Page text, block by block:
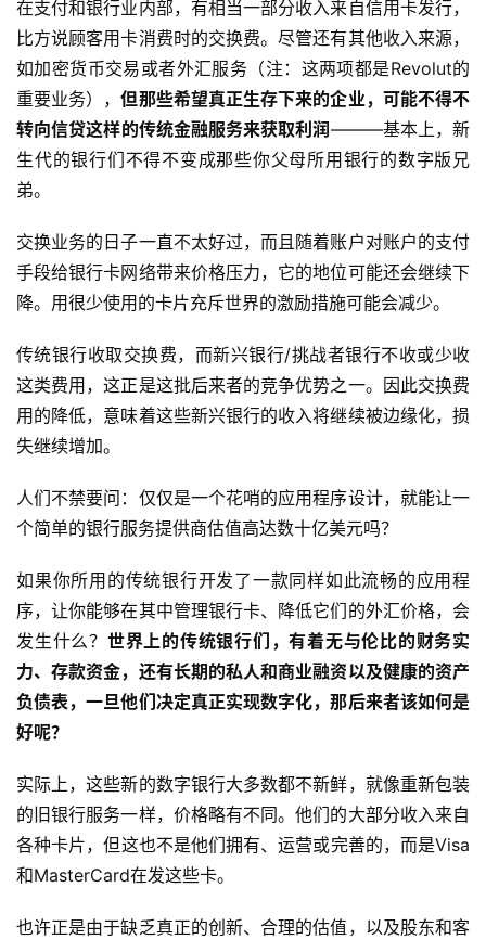
业
界
人
工
智
能
深
度
学
习
云
计
算
未
来
医
智
能
驾
驶
慧
城
市
多
在支付和银行业内部，有相当一部分收入来自信用卡发行，
比方说顾客用卡消费时的交换费。尽管还有其他收入来源，
如加密货币交易或者外汇服务（注：这两项都是Revolut的
重要业务），但那些希望真正生存下来的企业，可能不得不
转向信贷这样的传统金融服务来获取利润———基本上，新
生代的银行们不得不变成那些你父母所用银行的数字版兄
弟。
交换业务的日子一直不太好过，而且随着账户对账户的支付
手段给银行卡网络带来价格压力，它的地位可能还会继续下
降。用很少使用的卡片充斥世界的激励措施可能会减少。
传统银行收取交换费，而新兴银行/挑战者银行不收或少收
这类费用，这正是这批后来者的竞争优势之一。因此交换费
用的降低，意味着这些新兴银行的收入将继续被边缘化，损
失继续增加。
人们不禁要问：仅仅是一个花哨的应用程序设计，就能让一
个简单的银行服务提供商估值高达数十亿美元吗？
如果你所用的传统银行开发了一款同样如此流畅的应用程
序，让你能够在其中管理银行卡、降低它们的外汇价格，会
发生什么？ 世界上的传统银行们，有着无与伦比的财务实
力、存款资金，还有长期的私人和商业融资以及健康的资产
负债表，一旦他们决定真正实现数字化，那后来者该如何是
好呢？
实际上，这些新的数字银行大多数都不新鲜，就像重新包装
的旧银行服务一样，价格略有不同。他们的大部分收入来自
各种卡片，但这也不是他们拥有、运营或完善的，而是Visa
和MasterCard在发这些卡。
也许正是由于缺乏真正的创新、合理的估值，以及股东和客